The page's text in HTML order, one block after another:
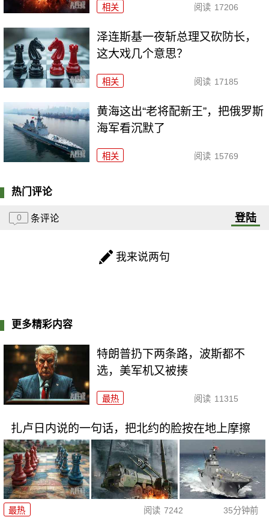
相关 阅读 17206
泽连斯基一夜斩总理又砍防长，
这大戏几个意思？
相关 阅读 17185
黄海这出“老将配新王”，把俄罗斯
海军看沉默了
相关 阅读 15769
热门评论
0 条评论 登陆
我来说两句
更多精彩内容
特朗普扔下两条路，波斯都不
选，美军机又被揍
最热 阅读 11315
扎卢日内说的一句话，把北约的脸按在地上摩擦
最热 阅读 7242 35分钟前